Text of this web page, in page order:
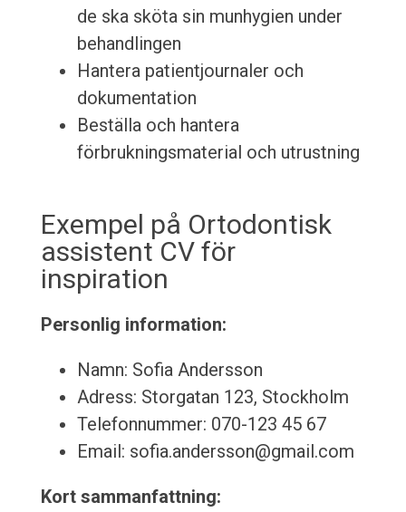
de ska sköta sin munhygien under
behandlingen
Hantera patientjournaler och
dokumentation
Beställa och hantera
förbrukningsmaterial och utrustning
Exempel på Ortodontisk
assistent CV för
inspiration
Personlig information:
Namn: Sofia Andersson
Adress: Storgatan 123, Stockholm
Telefonnummer: 070-123 45 67
Email: sofia.andersson@gmail.com
Kort sammanfattning: